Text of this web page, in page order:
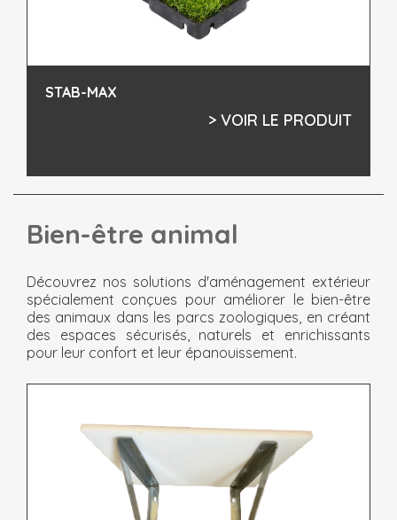
STAB-MAX
> VOIR LE PRODUIT
Bien-être animal
Découvrez nos solutions d'aménagement extérieur
spécialement conçues pour améliorer le bien-être
des animaux dans les parcs zoologiques, en créant
des espaces sécurisés, naturels et enrichissants
pour leur confort et leur épanouissement.